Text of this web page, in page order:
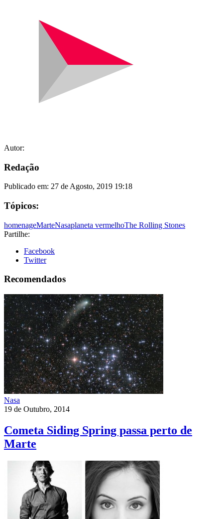
Autor:
Redação
Publicado em: 27 de Agosto, 2019 19:18
Tópicos:
homenageMarteNasaplaneta vermelhoThe Rolling Stones
Partilhe:
Facebook
Twitter
Recomendados
Nasa
19 de Outubro, 2014
Cometa Siding Spring passa perto de
Marte